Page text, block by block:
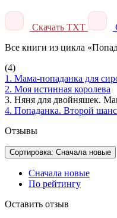
Скачать TXT
Все книги из цикла
(4)
1. Мама-попаданка для
2. Моя истинная королева
3. Няня для двойняшек.
4. Попаданка. Второй
Отзывы
Сортировка: Сначала новые
Сначала новые
По рейтингу
Оставить отзыв